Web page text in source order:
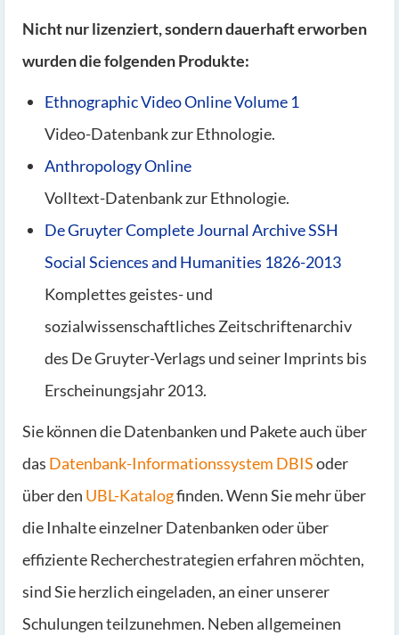
Nicht nur lizenziert, sondern dauerhaft erworben
wurden die folgenden Produkte:
Ethnographic Video Online Volume 1
Video-Datenbank zur Ethnologie.
Anthropology Online
Volltext-Datenbank zur Ethnologie.
De Gruyter Complete Journal Archive SSH
Social Sciences and Humanities 1826-2013
Komplettes geistes- und
sozialwissenschaftliches Zeitschriftenarchiv
des De Gruyter-Verlags und seiner Imprints bis
Erscheinungsjahr 2013.
Sie können die Datenbanken und Pakete auch über
das Datenbank-Informationssystem DBISoder
über den UBL-Katalogfinden. Wenn Sie mehr über
die Inhalte einzelner Datenbanken oder über
effiziente Recherchestrategien erfahren möchten,
sind Sie herzlich eingeladen, an einer unserer
Schulungen teilzunehmen. Neben allgemeinen